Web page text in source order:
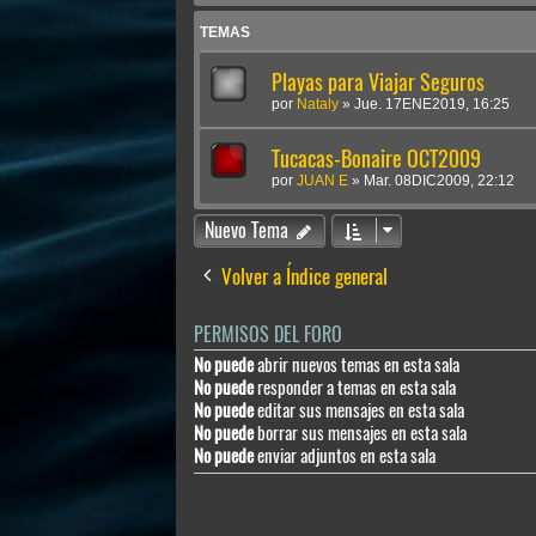
TEMAS
Playas para Viajar Seguros
por Nataly » Jue. 17ENE2019, 16:25
Tucacas-Bonaire OCT2009
por JUAN E » Mar. 08DIC2009, 22:12
Nuevo Tema
Volver a Índice general
PERMISOS DEL FORO
No puedeabrir nuevos temas en esta sala
No puederesponder a temas en esta sala
No puedeeditar sus mensajes en esta sala
No puedeborrar sus mensajes en esta sala
No puedeenviar adjuntos en esta sala